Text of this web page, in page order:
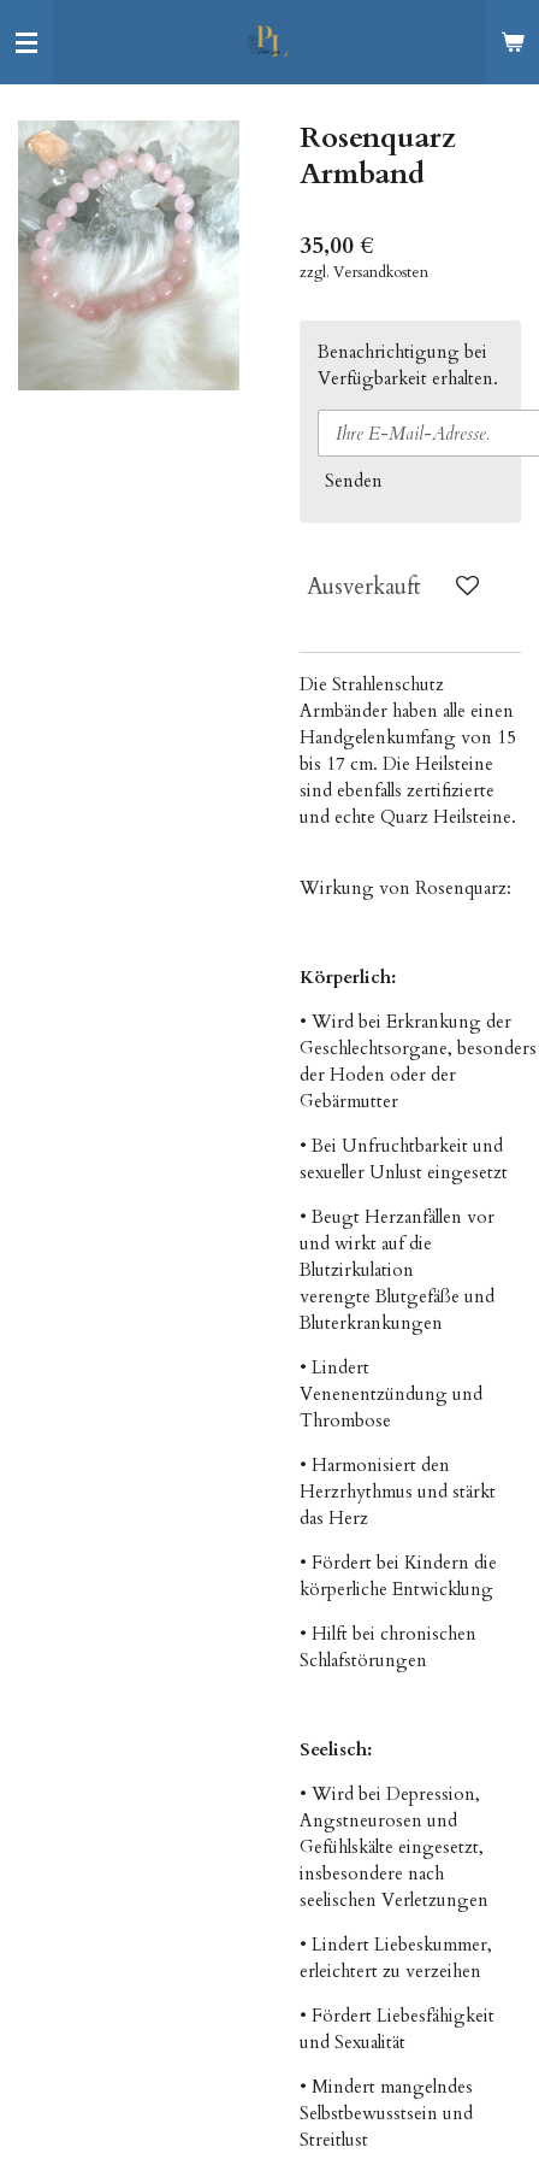
Hauptinhalt
Rosenquarz
Armband
35,00 €
zzgl. Versandkosten
Benachrichtigung bei
Verfügbarkeit erhalten.
Senden
Ausverkauft
Die Strahlenschutz
Armbänder haben alle einen
Handgelenkumfang von 15
bis 17 cm. Die Heilsteine
sind ebenfalls zertifizierte
und echte Quarz Heilsteine.
Wirkung von Rosenquarz:
Körperlich:
• Wird bei Erkrankung der
Geschlechtsorgane, besonders
der Hoden oder der
Gebärmutter
• Bei Unfruchtbarkeit und
sexueller Unlust eingesetzt
• Beugt Herzanfällen vor
und wirkt auf die
Blutzirkulation
verengte Blutgefäße und
Bluterkrankungen
• Lindert
Venenentzündung und
Thrombose
• Harmonisiert den
Herzrhythmus und stärkt
das Herz
• Fördert bei Kindern die
körperliche Entwicklung
• Hilft bei chronischen
Schlafstörungen
Seelisch:
• Wird bei Depression,
Angstneurosen und
Gefühlskälte eingesetzt,
insbesondere nach
seelischen Verletzungen
• Lindert Liebeskummer,
erleichtert zu verzeihen
• Fördert Liebesfähigkeit
und Sexualität
• Mindert mangelndes
Selbstbewusstsein und
Streitlust